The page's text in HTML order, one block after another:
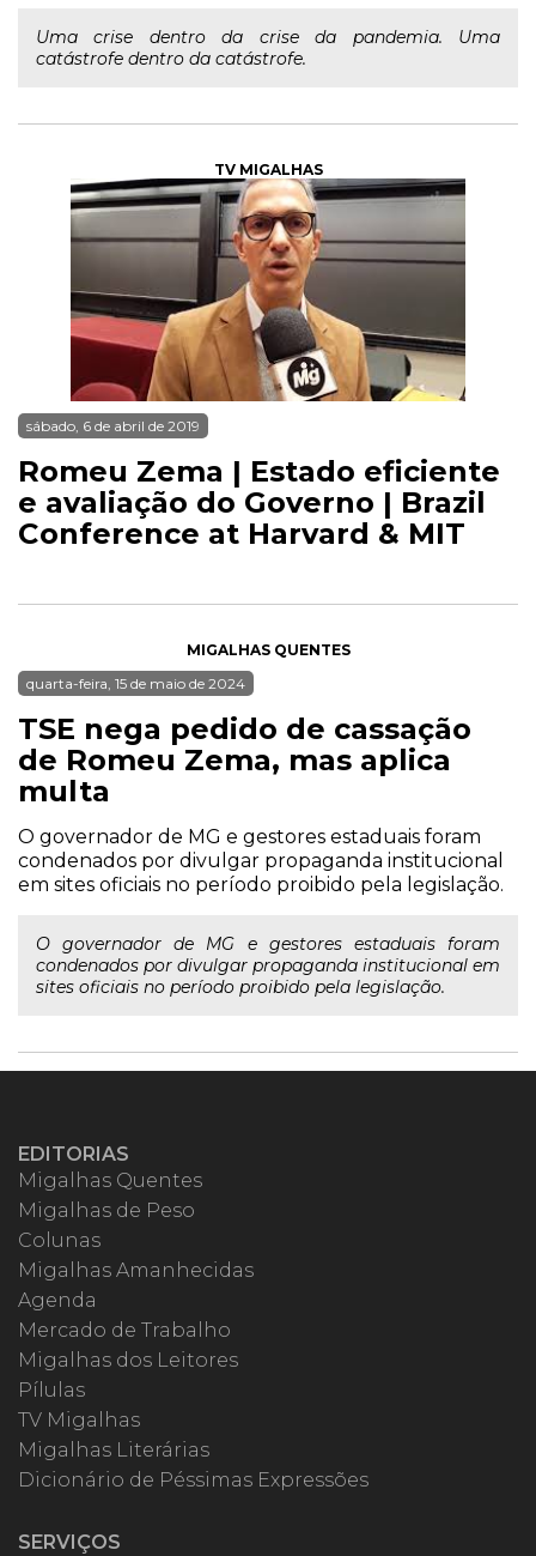
Uma crise dentro da crise da pandemia. Uma
catástrofe dentro da catástrofe.
TV MIGALHAS
sábado, 6 de abril de 2019
Romeu Zema | Estado eficiente
e avaliação do Governo | Brazil
Conference at Harvard & MIT
MIGALHAS QUENTES
quarta-feira, 15 de maio de 2024
TSE nega pedido de cassação
de Romeu Zema, mas aplica
multa
O governador de MG e gestores estaduais foram
condenados por divulgar propaganda institucional
em sites oficiais no período proibido pela legislação.
O governador de MG e gestores estaduais foram
condenados por divulgar propaganda institucional em
sites oficiais no período proibido pela legislação.
EDITORIAS
Migalhas Quentes
Migalhas de Peso
Colunas
Migalhas Amanhecidas
Agenda
Mercado de Trabalho
Migalhas dos Leitores
Pílulas
TV Migalhas
Migalhas Literárias
Dicionário de Péssimas Expressões
SERVIÇOS